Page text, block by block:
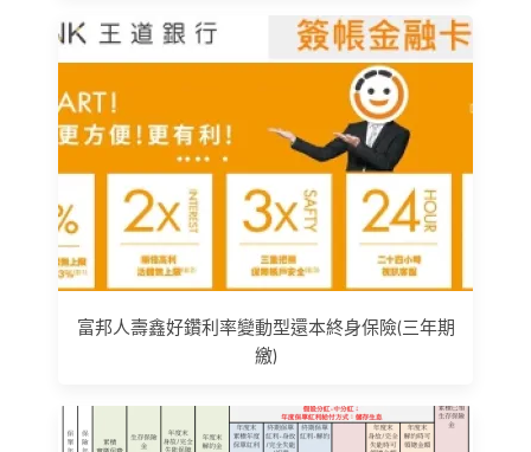
富邦人壽鑫好鑽利率變動型還本終身保險(三年期
繳)